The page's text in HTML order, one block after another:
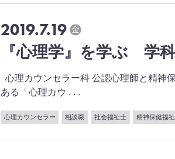
2019.7.19 金
『心理学』を学ぶ 学
心理カウンセラー科 公認心理師と精神
ある「心理カウ . . .
心理カウンセラー 相談職 社会福祉士 精神保健福